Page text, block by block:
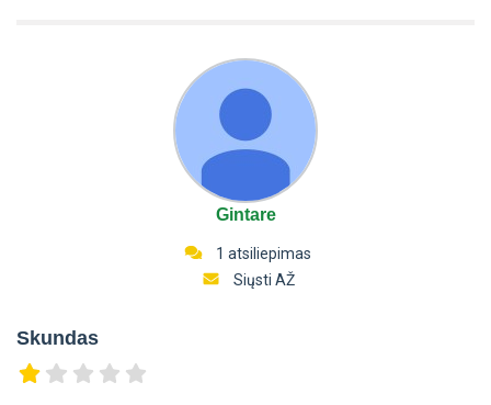
Gintare
1 atsiliepimas
Siųsti AŽ
Skundas